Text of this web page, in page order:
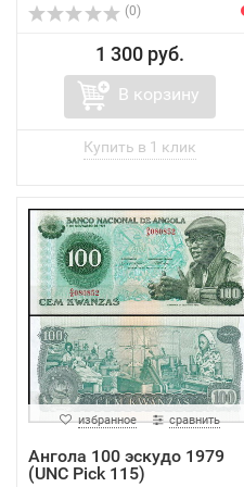
(0)
1 300 руб.
В корзину
избранное сравнить
Ангола 100 эскудо 1979
(UNC Pick 115)